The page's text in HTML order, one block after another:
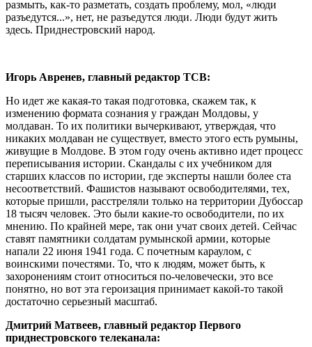
размыть, как-то разметать, создать проблему, мол, «люди
разъедутся...», нет, не разъедутся люди. Люди будут жить
здесь. Приднестровский народ.
Игорь Авренев, главный редактор ТСВ:
Но идет же какая-то такая подготовка, скажем так, к
изменению формата сознания у граждан Молдовы, у
молдаван. То их политики вычеркивают, утверждая, что
никаких молдаван не существует, вместо этого есть румыны,
живущие в Молдове. В этом году очень активно идет процесс
переписывания истории. Скандалы с их учебником для
старших классов по истории, где эксперты нашли более ста
несоответствий. Фашистов называют освободителями, тех,
которые пришли, расстреляли только на территории Дубоссар
18 тысяч человек. Это были какие-то освободители, по их
мнению. По крайней мере, так они учат своих детей. Сейчас
ставят памятники солдатам румынской армии, которые
напали 22 июня 1941 года. С почетным караулом, с
воинскими почестями. То, что к людям, может быть, к
захоронениям стоит относиться по-человечески, это все
понятно, но вот эта героизация принимает какой-то такой
достаточно серьезный масштаб.
Дмитрий Матвеев, главный редактор Первого
приднестровского телеканала: